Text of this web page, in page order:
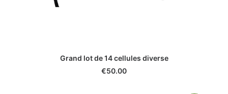
Grand lot de 14 cellules diverse
€50.00